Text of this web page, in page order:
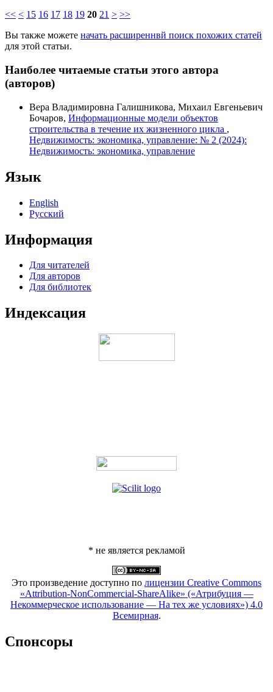
<< < 15 16 17 18 19 20 21 > >>
Вы также можете начать расширеннвй поиск похожих статей
для этой статьи.
Наиболее читаемые статьи этого автора
(авторов)
Вера Владимировна Галишникова, Михаил Евгеньевич
Бочаров, Информационные модели объектов
строительства в течение их жизненного цикла ,
Недвижимость: экономика, управление: № 2 (2024):
Недвижимость: экономика, управление
Язык
English
Русский
Информация
Для читателей
Для авторов
Для библиотек
Индексация
* не является рекламой
Это произведение доступно по лицензии Creative Commons
«Attribution-NonCommercial-ShareAlike» («Атрибуция —
Некоммерческое использование — На тех же условиях») 4.0
Всемирная.
Спонсоры